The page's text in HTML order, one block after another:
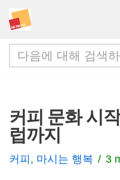
콘
텐
츠
너
뛰
기
커피 문화 시
럽까지
커피 , 마시는 행복 3